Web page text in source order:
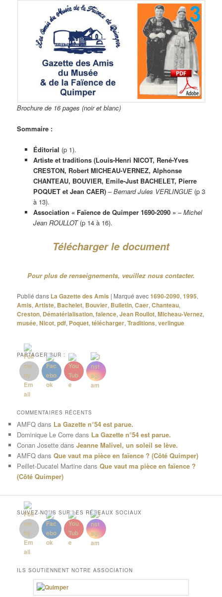
Brochure de 16 pages (noir et blanc)
Sommaire :
Éditorial (p 1).
Artiste et traditions (Louis-Henri NICOT, René-Yves
CRESTON, Robert MICHEAU-VERNEZ, Alphonse
CHANTEAU, BOUVIER, Emile-Just BACHELET, Pierre
POQUET et Jean CAER)–Bernard Jules VERLINGUE(p 3
à 13).
Association « Faïence de Quimper 1690-2090 » –Michel
Jean ROULLOT(p 14 à 16).
Télécharger le document
Pour plus de renseignements, veuillez nous contacter.
Publié dans La Gazette des Amis | Marqué avec1690-2090,1995,
Amis,Artiste, Bachelet, Bouvier, Bulletin,Caer,Chanteau,
Creston, Dématérialisation,faïence,Jean Roullot,Micheau-Vernez,
musée,Nicot,pdf, Poquet,télécharger,Traditions,verlingue
PARTAGER SUR :
COMMENTAIRES RÉCENTS
AMFQ dans La Gazette n°54 est parue.
Dominique Le Corre dans La Gazette n°54 est parue.
Conan Josette dansJeanne Malivel, un soleil se lève.
AMFQ dansQue vaut ma pièce en faïence ? (Côté Quimper)
Peillet-Ducatel Martine dansQue vaut ma pièce en faïence ?
(Côté Quimper)
SUIVEZ-NOUS SUR LES RÉSEAUX SOCIAUX
ILS SOUTIENNENT NOTRE ASSOCIATION